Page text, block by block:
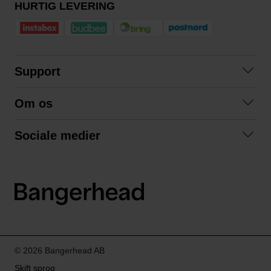
HURTIG LEVERING
Support
Betingelser
Om os
Sociale medier
LinkedIn
© 2026 Bangerhead AB
Skift sprog